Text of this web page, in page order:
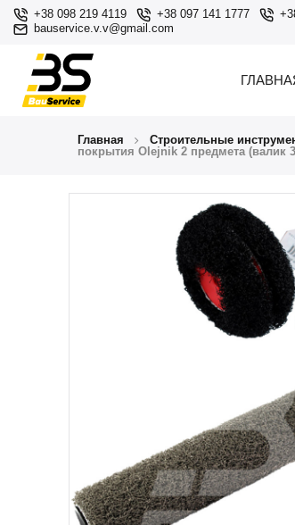
+38 098 219 4119 +38 097 141 1777
bauservice.v.v@gmail.com
Главная Строительные
покрытия Olejnik 2 предмета (валик